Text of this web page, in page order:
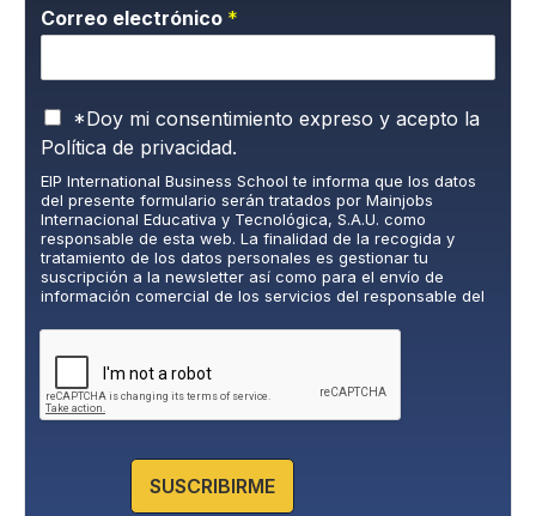
Correo electrónico *
P
o
í
t
i
c
a
d
e
v
*Doy mi consentimiento expreso y acepto la
Política de privacidad.
EIP International Business School te informa que los datos
del presente formulario serán tratados por Mainjobs
Internacional Educativa y Tecnológica, S.A.U. como
responsable de esta web. La finalidad de la recogida y
tratamiento de los datos personales es gestionar tu
suscripción a la newsletter así como para el envío de
información comercial de los servicios del responsable del
del/a interesado/a. No se cederán datos a terceros, salvo
obligación legal. Podrás ejercer tus derechos de acceso,
rectificación, limitación y supresión de los datos en
cumplimiento@grupomainjobs.com
, así como el derecho a
presentar una reclamación ante la autoridad de control.
encontrarás en nuestra página web.
SUSCRIBIRME